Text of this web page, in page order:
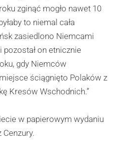
zginąć mogło nawet 10
to niemal cała
zasiedlono Niemcami
pozostał on etnicznie
gdy Niemców
ściągnięto Polaków z
Kresów Wschodnich.”
w papierowym wydaniu